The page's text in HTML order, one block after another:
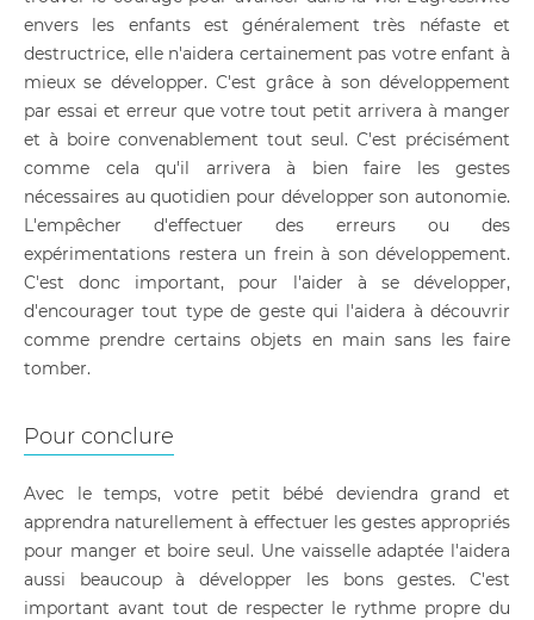
envers les enfants est généralement très néfaste et
destructrice, elle n'aidera certainement pas votre enfant à
mieux se développer. C'est grâce à son développement
par essai et erreur que votre tout petit arrivera à manger
et à boire convenablement tout seul. C'est précisément
comme cela qu'il arrivera à bien faire les gestes
nécessaires au quotidien pour développer son autonomie.
L'empêcher d'effectuer des erreurs ou des
expérimentations restera un frein à son développement.
C'est donc important, pour l'aider à se développer,
d'encourager tout type de geste qui l'aidera à découvrir
comme prendre certains objets en main sans les faire
tomber.
Pour conclure
Avec le temps, votre petit bébé deviendra grand et
apprendra naturellement à effectuer les gestes appropriés
pour manger et boire seul. Une vaisselle adaptée l'aidera
aussi beaucoup à développer les bons gestes. C'est
important avant tout de respecter le rythme propre du